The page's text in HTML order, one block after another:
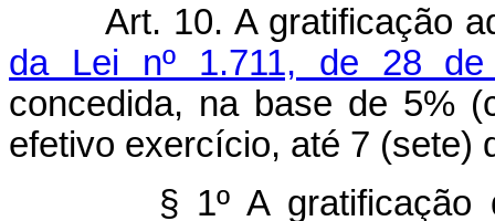
Art. 10. A gratificação
da Lei nº 1.711, de 28
concedida, na base de 5%
efetivo exercício, até 7 (sete)
§ 1º A gratificação